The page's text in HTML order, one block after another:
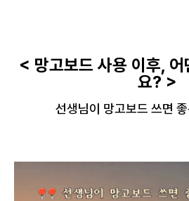
< 망고보드 사용 이후,
요? >
선생님이 망고보드 쓰면